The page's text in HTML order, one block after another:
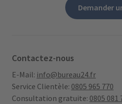
Demander
Contactez-nous
E-Mail: info@bureau24.fr
Service Clientèle: 0805 965 770
Consultation gratuite: 0805 081